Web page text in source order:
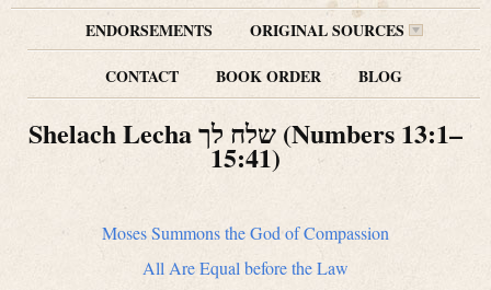
ENDORSEMENTS
ORIGINAL SOURCES
CONTACT
BOOK ORDER BLOG
Shelach Lecha שלח לך (Numbers 13:1–
15:41)
Moses Summons the God of Compassion
All Are Equal before the Law